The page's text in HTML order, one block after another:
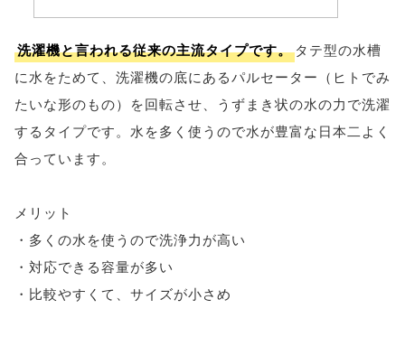
洗濯機と言われる従来の主流タイプです。 タテ型の水槽
に水をためて、洗濯機の底にあるパルセーター（ヒトでみ
たいな形のもの）を回転させ、うずまき状の水の力で洗濯
するタイプです。水を多く使うので水が豊富な日本二よく
合っています。
メリット
・多くの水を使うので洗浄力が高い
・対応できる容量が多い
・比較やすくて、サイズが小さめ